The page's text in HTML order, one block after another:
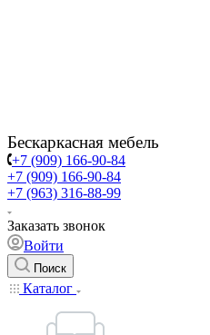
Бескаркасная мебель
+7 (909) 166-90-84
+7 (909) 166-90-84
+7 (963) 316-88-99
Заказать звонок
Войти
Поиск
Каталог